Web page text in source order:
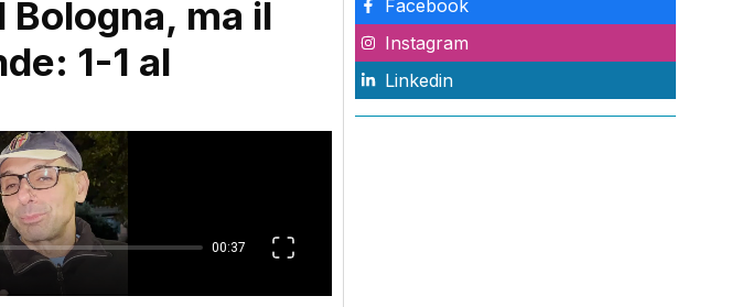
ma il
1-1 al
Facebook
Instagram
Linkedin